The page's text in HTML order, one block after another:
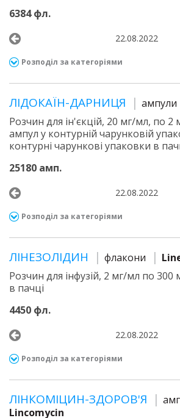
6384 фл.
22.08.2022
Розподіл за категоріями
ЛІДОКАЇН-ДАРНИЦЯ ампули
Розчин для ін'єкцій, 20 мг/мл, по 2
ампул у контурній чарунковій
контурні чарункові упаковки в
25180 амп.
22.08.2022
Розподіл за категоріями
ЛІНЕЗОЛІДИН флакони
Розчин для інфузій, 2 мг/мл по
в пачці
4450 фл.
22.08.2022
Розподіл за категоріями
ЛІНКОМІЦИН-ЗДОРОВ'Я
Lincomycin